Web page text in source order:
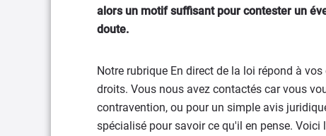
alors un motif suffisant pour contester un
doute.
Notre rubrique En direct de la loi répond à
droits. Vous nous avez contactés car vous
contravention, ou pour un simple avis
spécialisé pour savoir ce qu'il en pense.